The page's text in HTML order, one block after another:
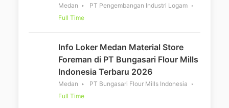
Medan
PT Pengembangan Industri Logam
Full Time
Info Loker Medan Material Store
Foreman di PT Bungasari Flour Mills
Indonesia Terbaru 2026
Medan
PT Bungasari Flour Mills Indonesia
Full Time